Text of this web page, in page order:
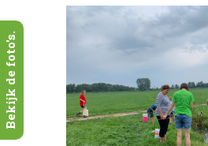
Bekijk de foto's.